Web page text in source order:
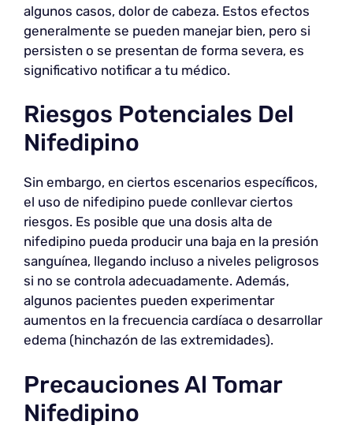
algunos casos, dolor de cabeza. Estos efectos
generalmente se pueden manejar bien, pero si
persisten o se presentan de forma severa, es
significativo notificar a tu médico.
Riesgos Potenciales Del
Nifedipino
Sin embargo, en ciertos escenarios específicos,
el uso de nifedipino puede conllevar ciertos
riesgos. Es posible que una dosis alta de
nifedipino pueda producir una baja en la presión
sanguínea, llegando incluso a niveles peligrosos
si no se controla adecuadamente. Además,
algunos pacientes pueden experimentar
aumentos en la frecuencia cardíaca o desarrollar
edema (hinchazón de las extremidades).
Precauciones Al Tomar
Nifedipino